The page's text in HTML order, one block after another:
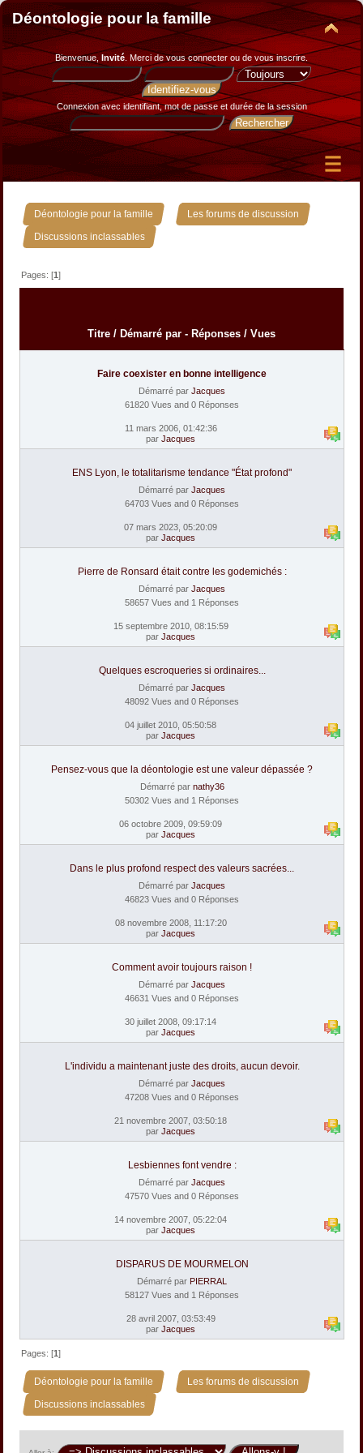
Déontologie pour la famille
Bienvenue, Invité. Merci devous connecter ou de vous inscrire.
Connexion avec identifiant, mot de passe et durée de la session
Déontologie pour la famille » Les forums de discussion »
Discussions inclassables
Pages: [1]
Titre / Démarré par - Réponses / Vues
Faire coexister en bonne intelligence
Démarré par Jacques
61820 Vues and 0 Réponses
11 mars 2006, 01:42:36
par Jacques
ENS Lyon, le totalitarisme tendance "État profond"
Démarré par Jacques
64703 Vues and 0 Réponses
07 mars 2023, 05:20:09
par Jacques
Pierre de Ronsard était contre les godemichés :
Démarré par Jacques
58657 Vues and 1 Réponses
15 septembre 2010, 08:15:59
par Jacques
Quelques escroqueries si ordinaires...
Démarré par Jacques
48092 Vues and 0 Réponses
04 juillet 2010, 05:50:58
par Jacques
Pensez-vous que la déontologie est une valeur dépassée ?
Démarré par nathy36
50302 Vues and 1 Réponses
06 octobre 2009, 09:59:09
par Jacques
Dans le plus profond respect des valeurs sacrées...
Démarré par Jacques
46823 Vues and 0 Réponses
08 novembre 2008, 11:17:20
par Jacques
Comment avoir toujours raison !
Démarré par Jacques
46631 Vues and 0 Réponses
30 juillet 2008, 09:17:14
par Jacques
L'individu a maintenant juste des droits, aucun devoir.
Démarré par Jacques
47208 Vues and 0 Réponses
21 novembre 2007, 03:50:18
par Jacques
Lesbiennes font vendre :
Démarré par Jacques
47570 Vues and 0 Réponses
14 novembre 2007, 05:22:04
par Jacques
DISPARUS DE MOURMELON
Démarré par PIERRAL
58127 Vues and 1 Réponses
28 avril 2007, 03:53:49
par Jacques
Pages: [1]
Déontologie pour la famille » Les forums de discussion »
Discussions inclassables